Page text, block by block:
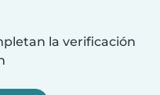
la verificación